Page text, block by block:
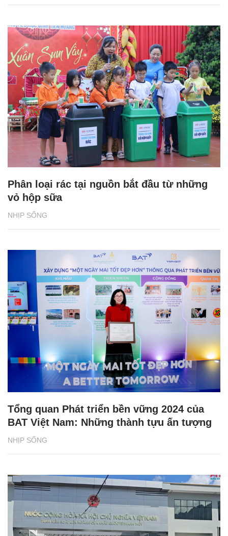
NHỊP SỐNG
Phân loại rác tại nguồn bắt đầu từ những
vỏ hộp sữa
NHỊP SỐNG
Tổng quan Phát triển bền vững 2024 của
BAT Việt Nam: Những thành tựu ấn tượng